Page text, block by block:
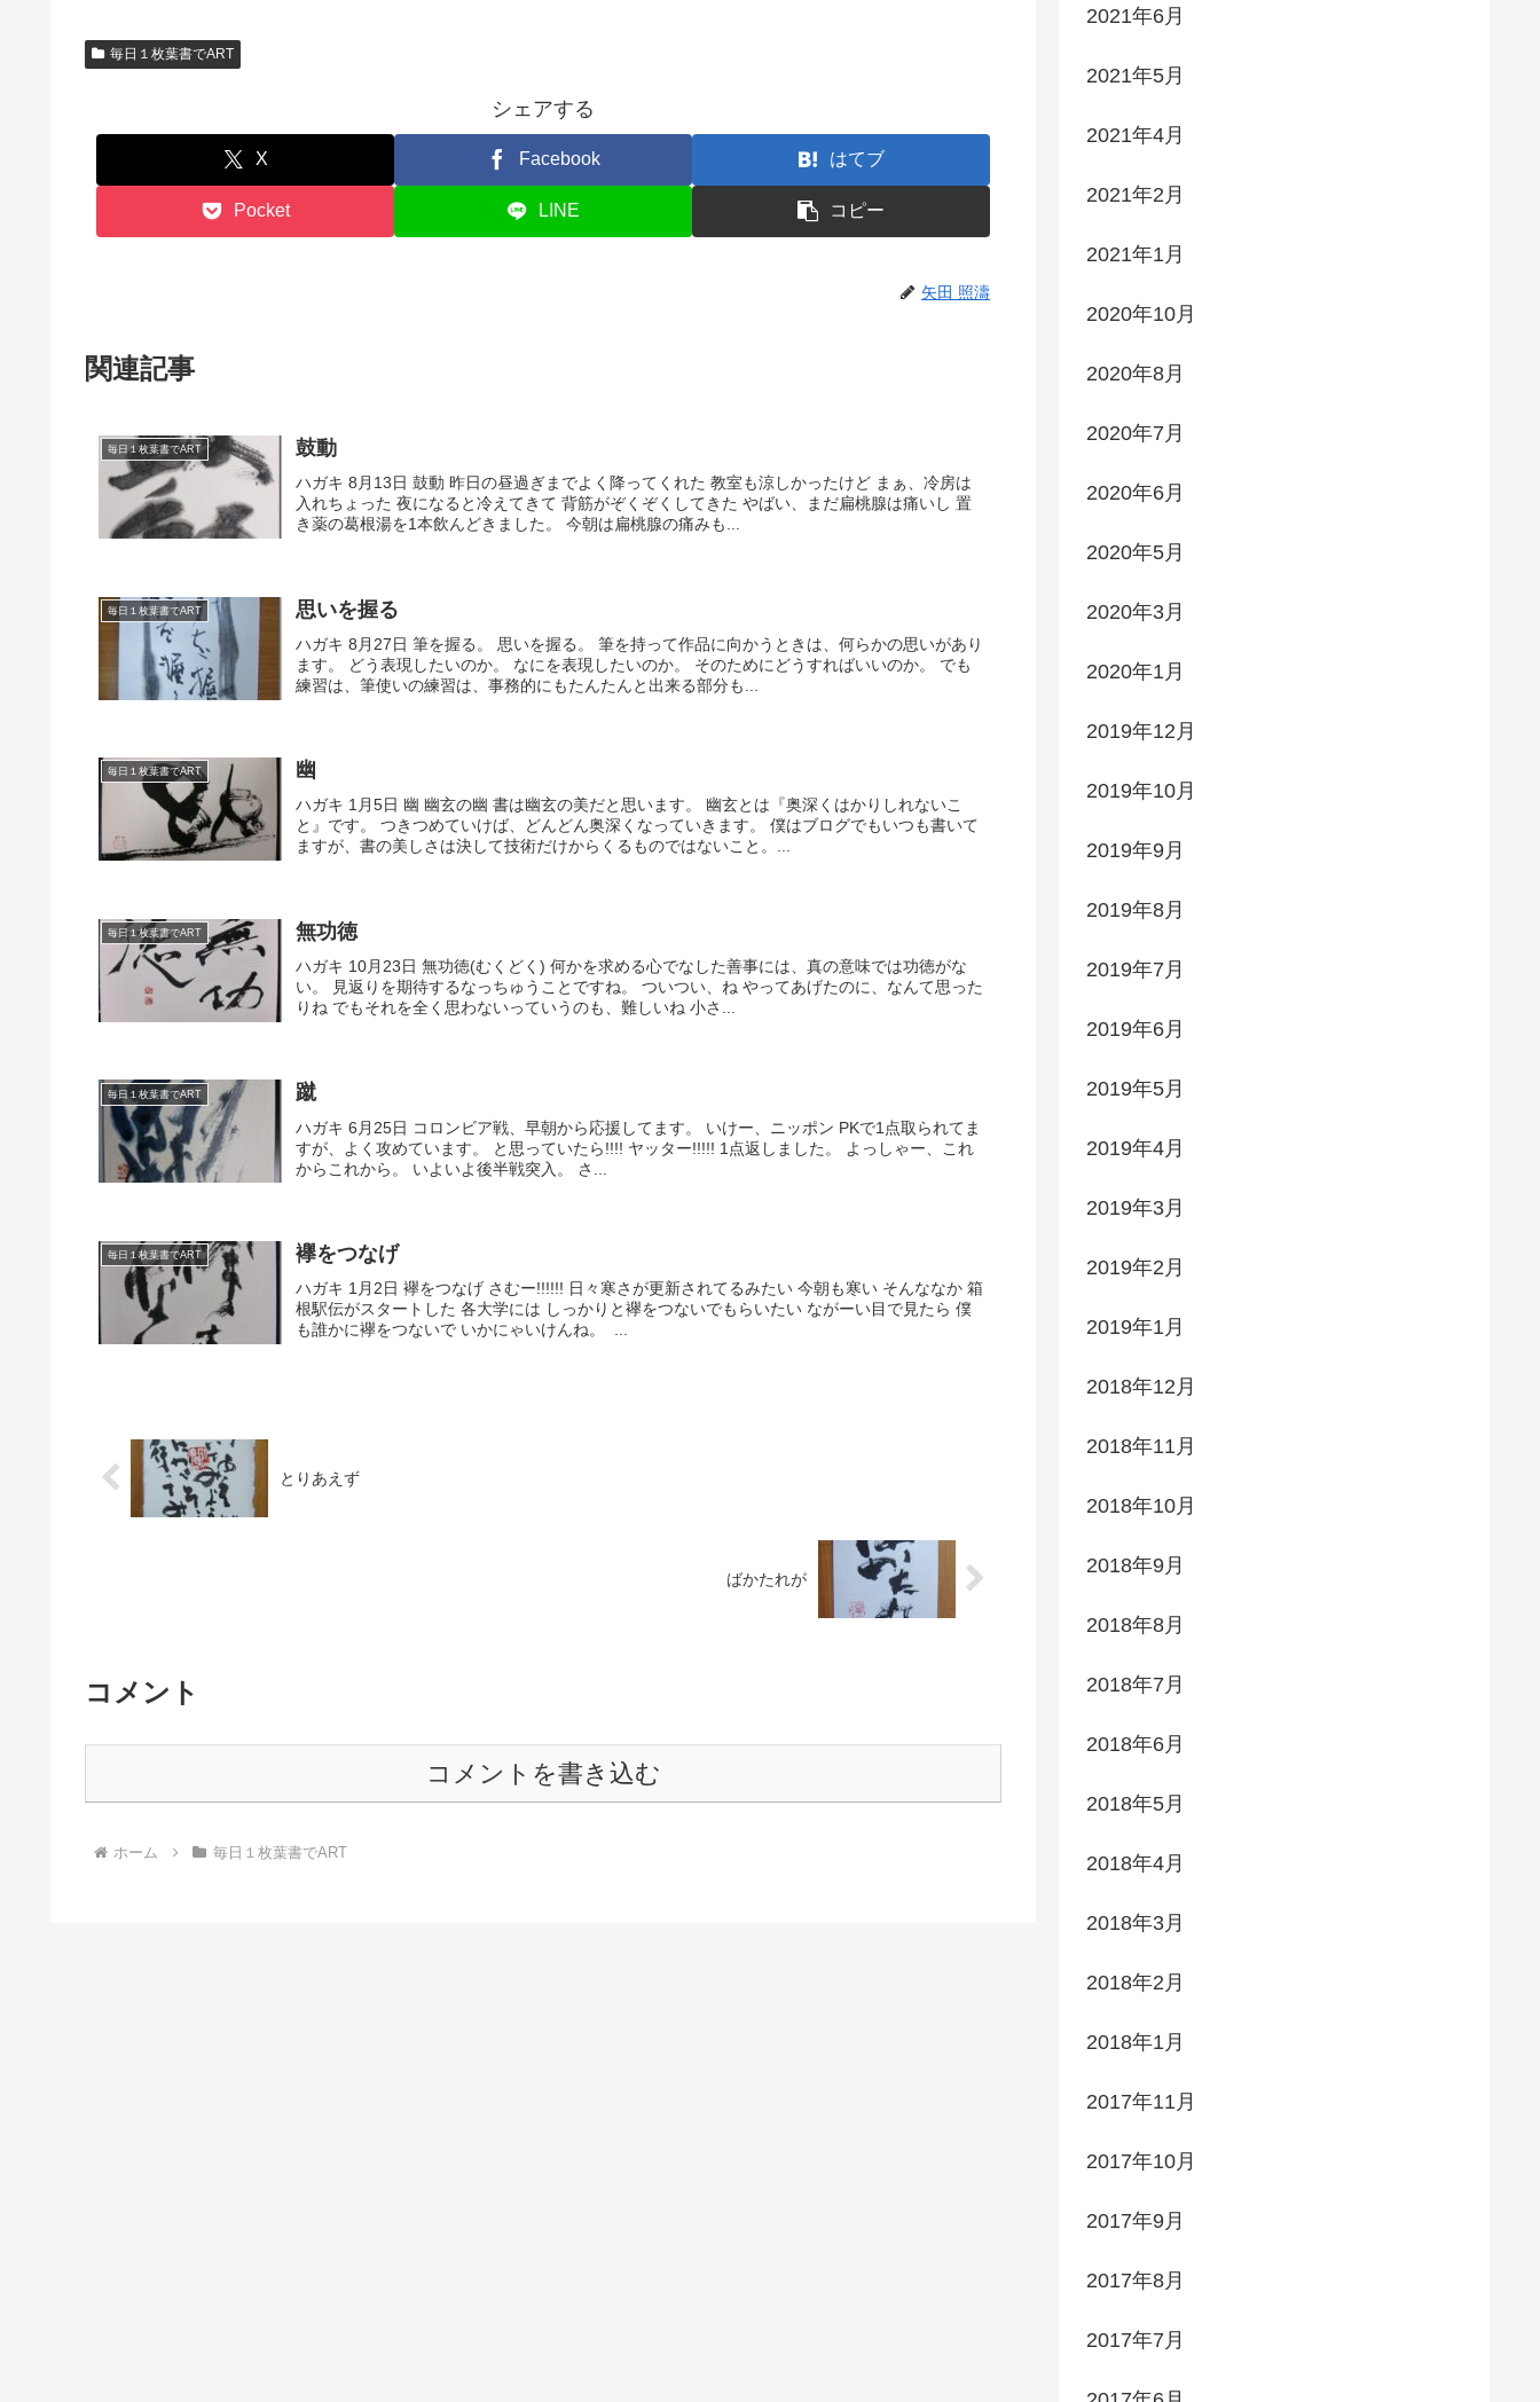
毎日１枚葉書でART
シェアする
X Facebook はてブ
Pocket LINE コピー
矢田 照濤
関連記事
毎日１枚葉書でART 鼓動
ハガキ 8月13日 鼓動 昨日の昼過ぎまでよく降ってくれた 教室も涼しかったけど まぁ、冷房は
入れちょった 夜になると冷えてきて 背筋がぞくぞくしてきた やばい、まだ扁桃腺は痛いし 置
き薬の葛根湯を1本飲んどきました。 今朝は扁桃腺の痛みも...
毎日１枚葉書でART 思いを握る
ハガキ 8月27日 筆を握る。 思いを握る。 筆を持って作品に向かうときは、何らかの思いがあり
ます。 どう表現したいのか。 なにを表現したいのか。 そのためにどうすればいいのか。 でも
練習は、筆使いの練習は、事務的にもたんたんと出来る部分も...
毎日１枚葉書でART 幽
ハガキ 1月5日 幽 幽玄の幽 書は幽玄の美だと思います。 幽玄とは『奥深くはかりしれないこ
と』です。 つきつめていけば、どんどん奥深くなっていきます。 僕はブログでもいつも書いて
ますが、書の美しさは決して技術だけからくるものではないこと。...
毎日１枚葉書でART 無功徳
ハガキ 10月23日 無功徳(むくどく) 何かを求める心でなした善事には、真の意味では功徳がな
い。 見返りを期待するなっちゅうことですね。 ついつい、ね やってあげたのに、なんて思った
りね でもそれを全く思わないっていうのも、難しいね 小さ...
毎日１枚葉書でART 蹴
ハガキ 6月25日 コロンビア戦、早朝から応援してます。 いけー、ニッポン PKで1点取られてま
すが、よく攻めています。 と思っていたら!!!! ヤッター!!!!! 1点返しました。 よっしゃー、これ
からこれから。 いよいよ後半戦突入。 さ...
毎日１枚葉書でART 襷をつなげ
ハガキ 1月2日 襷をつなげ さむー!!!!!! 日々寒さが更新されてるみたい 今朝も寒い そんななか 箱
根駅伝がスタートした 各大学には しっかりと襷をつないでもらいたい ながーい目で見たら 僕
も誰かに襷をつないで いかにゃいけんね。 ...
とりあえず
ばかたれが
コメント
コメントを書き込む
ホーム 毎日１枚葉書でART
2021年6月
2021年5月
2021年4月
2021年2月
2021年1月
2020年10月
2020年8月
2020年7月
2020年6月
2020年5月
2020年3月
2020年1月
2019年12月
2019年10月
2019年9月
2019年8月
2019年7月
2019年6月
2019年5月
2019年4月
2019年3月
2019年2月
2019年1月
2018年12月
2018年11月
2018年10月
2018年9月
2018年8月
2018年7月
2018年6月
2018年5月
2018年4月
2018年3月
2018年2月
2018年1月
2017年11月
2017年10月
2017年9月
2017年8月
2017年7月